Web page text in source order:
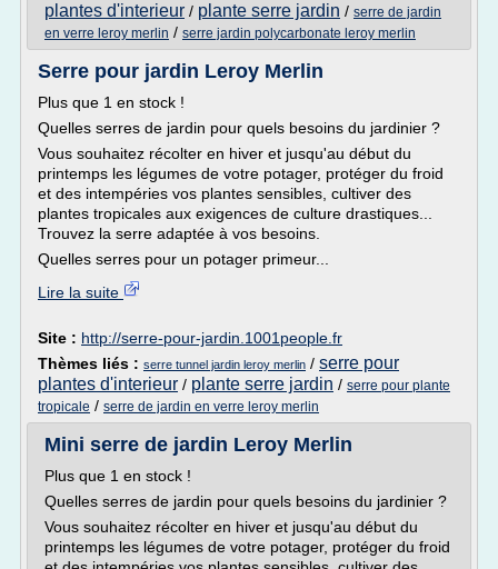
plantes d'interieur / plante serre jardin / serre de jardin
en verre leroy merlin / serre jardin polycarbonate leroy merlin
Serre pour jardin Leroy Merlin
Plus que 1 en stock !
Quelles serres de jardin pour quels besoins du jardinier ?
Vous souhaitez récolter en hiver et jusqu'au début du
printemps les légumes de votre potager, protéger du froid
et des intempéries vos plantes sensibles, cultiver des
plantes tropicales aux exigences de culture drastiques...
Trouvez la serre adaptée à vos besoins.
Quelles serres pour un potager primeur...
Lire la suite
Site : http://serre-pour-jardin.1001people.fr
Thèmes liés : serre tunnel jardin leroy merlin / serre pour
plantes d'interieur / plante serre jardin / serre pour plante
tropicale / serre de jardin en verre leroy merlin
Mini serre de jardin Leroy Merlin
Plus que 1 en stock !
Quelles serres de jardin pour quels besoins du jardinier ?
Vous souhaitez récolter en hiver et jusqu'au début du
printemps les légumes de votre potager, protéger du froid